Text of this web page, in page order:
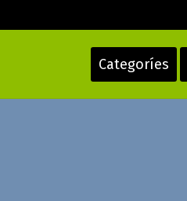
Categoríes